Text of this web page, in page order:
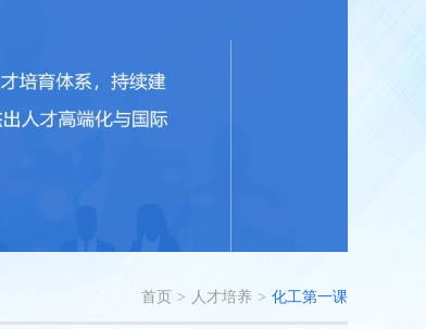
首页 > 人才培养 > 化工第一课